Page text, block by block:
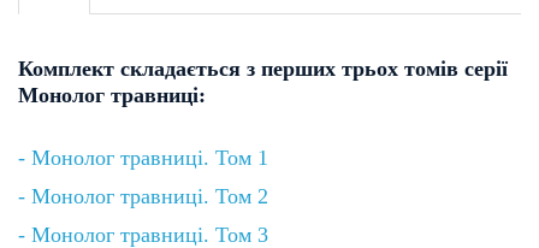
Комплект складається з перших трьох томів серії
Монолог травниці:
- Монолог травниці. Том 1
- Монолог травниці. Том 2
- Монолог травниці. Том 3